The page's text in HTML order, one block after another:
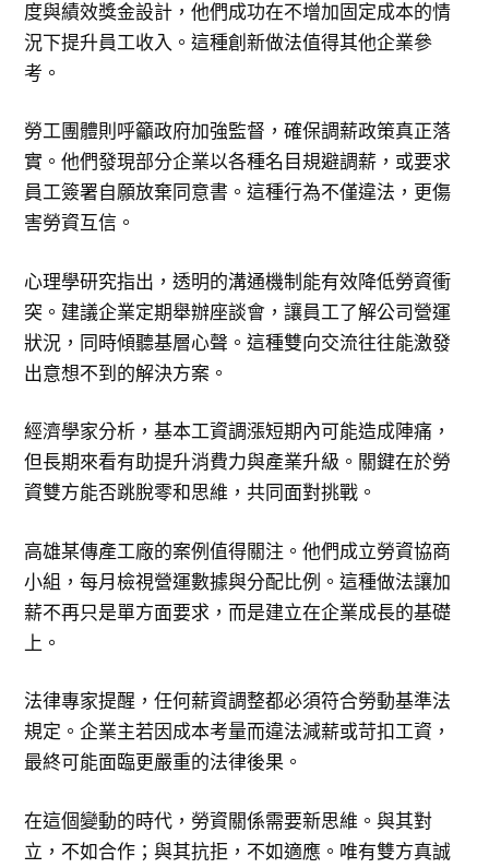
度與績效獎金設計，他們成功在不增加固定成本的情
況下提升員工收入。這種創新做法值得其他企業參
考。
勞工團體則呼籲政府加強監督，確保調薪政策真正落
實。他們發現部分企業以各種名目規避調薪，或要求
員工簽署自願放棄同意書。這種行為不僅違法，更傷
害勞資互信。
心理學研究指出，透明的溝通機制能有效降低勞資衝
突。建議企業定期舉辦座談會，讓員工了解公司營運
狀況，同時傾聽基層心聲。這種雙向交流往往能激發
出意想不到的解決方案。
經濟學家分析，基本工資調漲短期內可能造成陣痛，
但長期來看有助提升消費力與產業升級。關鍵在於勞
資雙方能否跳脫零和思維，共同面對挑戰。
高雄某傳產工廠的案例值得關注。他們成立勞資協商
小組，每月檢視營運數據與分配比例。這種做法讓加
薪不再只是單方面要求，而是建立在企業成長的基礎
上。
法律專家提醒，任何薪資調整都必須符合勞動基準法
規定。企業主若因成本考量而違法減薪或苛扣工資，
最終可能面臨更嚴重的法律後果。
在這個變動的時代，勞資關係需要新思維。與其對
立，不如合作；與其抗拒，不如適應。唯有雙方真誠